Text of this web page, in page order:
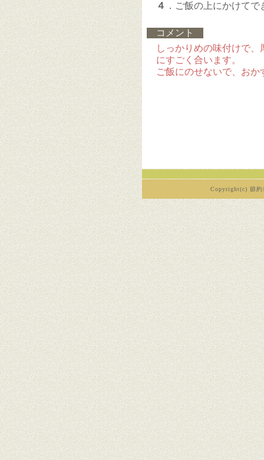
４ ．ご飯の上にかけてで
コメント
しっかりめの味付けで
にすごく合います。
ご飯にのせないで、お
Copyright(c) 節